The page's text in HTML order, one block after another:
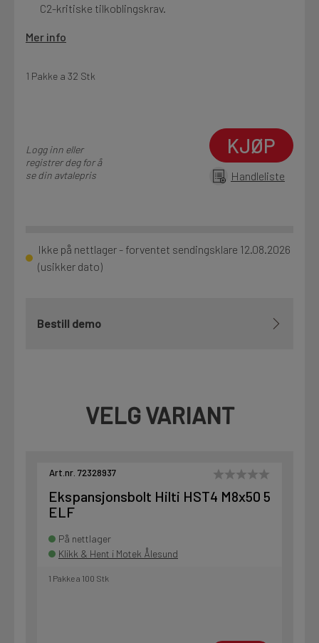
C2-kritiske tilkoblingskrav.
Mer info
1 Pakke a 32 Stk
Logg inn eller
registrer deg for å
se din avtalepris
KJØP
Handleliste
Ikke på nettlager - forventet sendingsklare 12.08.2026
(usikker dato)
Bestill demo
VELG VARIANT
Art.nr. 72328937
Ekspansjonsbolt Hilti HST4 M8x50 5
ELF
På nettlager
Klikk & Hent i Motek Ålesund
1 Pakke a 100 Stk